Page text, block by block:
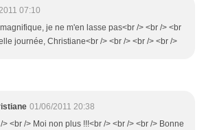
07:10
je ne m'en lasse pas<br /> <br /> <br
journée, Christiane<br /> <br /> <br /> <br />
01/06/2011 20:38
> <br /> Moi non plus !!!<br /> <br /> <br /> Bonne